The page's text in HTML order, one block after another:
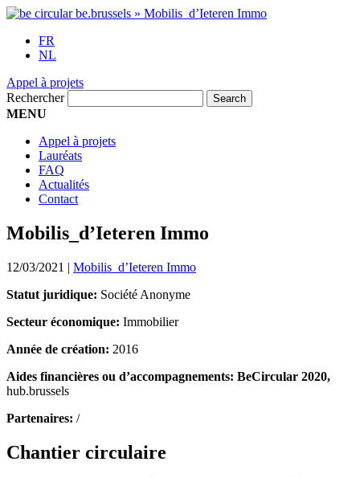
FR
NL
Appel à projets
Rechercher
MENU
Appel à projets
Lauréats
FAQ
Actualités
Contact
Mobilis_d’Ieteren Immo
12/03/2021 | Mobilis_d’Ieteren Immo
Statut juridique: Société Anonyme
Secteur économique: Immobilier
Année de création: 2016
Aides financières ou d’accompagnements: BeCircular 2020,
hub.brussels
Partenaires: /
Chantier circulaire